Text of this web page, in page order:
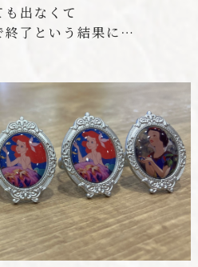
出なくて
終了という結果に…